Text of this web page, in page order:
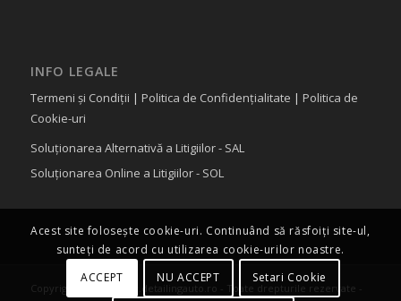
INFO LEGALE
Termeni și Condiții | Politica de Confidențialitate | Politica de
Cookie-uri
Soluționarea Alternativă a Litigiilor - SAL
Soluționarea Online a Litigiilor - SOL
Copyright © 2015 www.detailingauto.ro - Toate drepturile rezervate -
Acest site folosește cookie-uri. Continuând să răsfoiți site-ul,
sunteți de acord cu utilizarea cookie-urilor noastre.
ACCEPT
NU ACCEPT Setari Cookie